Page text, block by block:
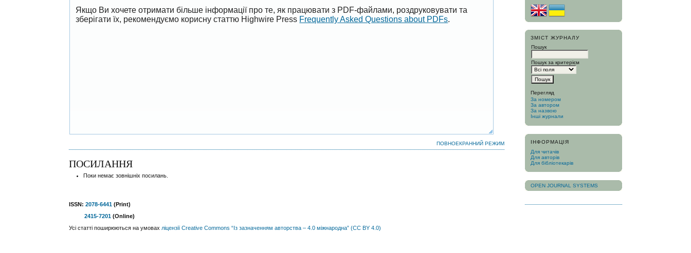
ЗМІСТ ЖУРНАЛУ
Пошук
Пошук за критерієм
Перегляд
За номером
За автором
За назвою
Інші журнали
ІНФОРМАЦІЯ
Для читачів
Для авторів
Для бібліотекарів
OPEN JOURNAL SYSTEMS
Якщо Ви хочете отримати більше інформації про те, як працювати з PDF-файлами, роздруковувати та
зберігати їх, рекомендуємо корисну статтю Highwire Press Frequently Asked Questions about PDFs.
ПОВНОЕКРАННИЙ РЕЖИМ
ПОСИЛАННЯ
Поки немає зовнішніх посилань.
ISSN:2078-6441 (Print)
2415-7201 (Online)
Усі статті поширюються на умовах ліцензії Creative Commons “Із зазначенням авторства – 4.0 міжнародна” (CC BY 4.0)